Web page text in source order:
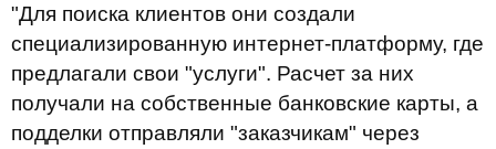
"Для поиска клиентов они создали
специализированную интернет-платформу, где
предлагали свои "услуги". Расчет за них
получали на собственные банковские карты, а
подделки отправляли "заказчикам" через